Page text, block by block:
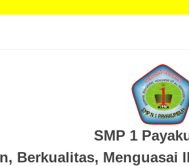
SMP 1
Berkualitas, Menguasai